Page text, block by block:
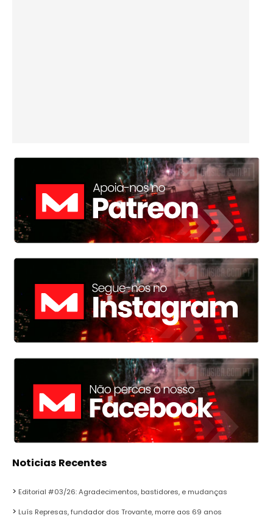
Noticias Recentes
Editorial #03/26: Agradecimentos, bastidores, e mudanças
Luís Represas, fundador dos Trovante, morre aos 69 anos